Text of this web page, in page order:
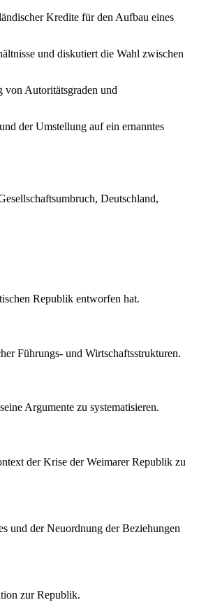
Kredite für den Aufbau eines
und diskutiert die Wahl zwischen
von Autoritätsgraden und
der Umstellung auf ein ernanntes
Deutschland,
Republik entworfen hat.
Führungs- und Wirtschaftsstrukturen.
Argumente zu systematisieren.
der Krise der Weimarer Republik zu
und der Neuordnung der Beziehungen
zur Republik.